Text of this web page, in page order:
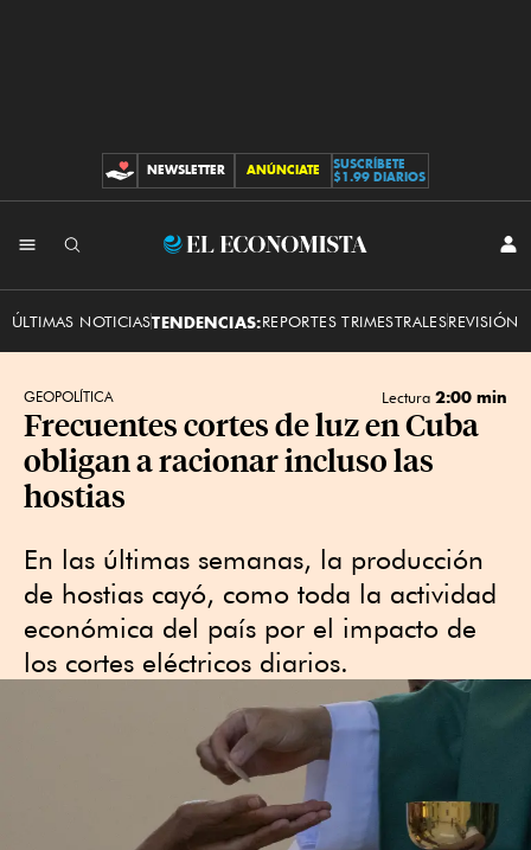
CONTRIBUCIONES
NEWSLETTER ANÚNCIATE
SUSCRÍBETE
$1.99 DIARIOS
El
ÚLTIMAS NOTICIASTENDENCIAS:REPORTES TRIMESTRALESREVISIÓN
GEOPOLÍTICA Lectura 2:00 min
Frecuentes cortes de luz en Cuba
obligan a racionar incluso las
hostias
En las últimas semanas, la producción
de hostias cayó, como toda la actividad
económica del país por el impacto de
los cortes eléctricos diarios.